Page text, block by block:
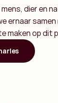
dier en
ernaar
maken op dit